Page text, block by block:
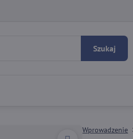
Szukaj
Wprowadzenie